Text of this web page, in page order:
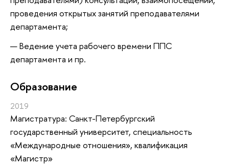
проведения открытых занятий преподавателями
департамента;
Ведение учета рабочего времени ППС
департамента и пр.
Oбразование
2019
Магистратура: Санкт-Петербургский
государственный университет, специальность
«Международные отношения», квалификация
«Магистр»